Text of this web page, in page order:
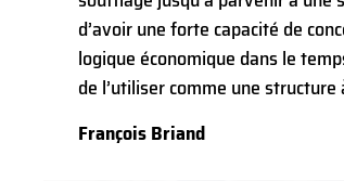
d’avoir une forte capacité de
logique économique dans le
de l’utiliser comme une
François Briand